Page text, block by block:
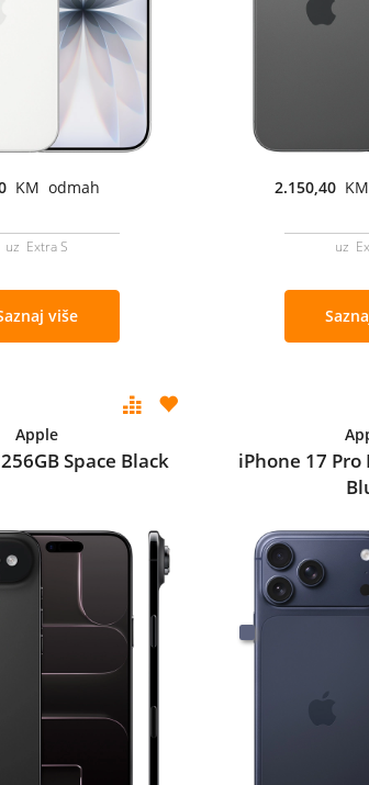
KM odmah
uz Extra S
više
2.150,40
uz
Apple
Space Black
iPhone 17 Pro